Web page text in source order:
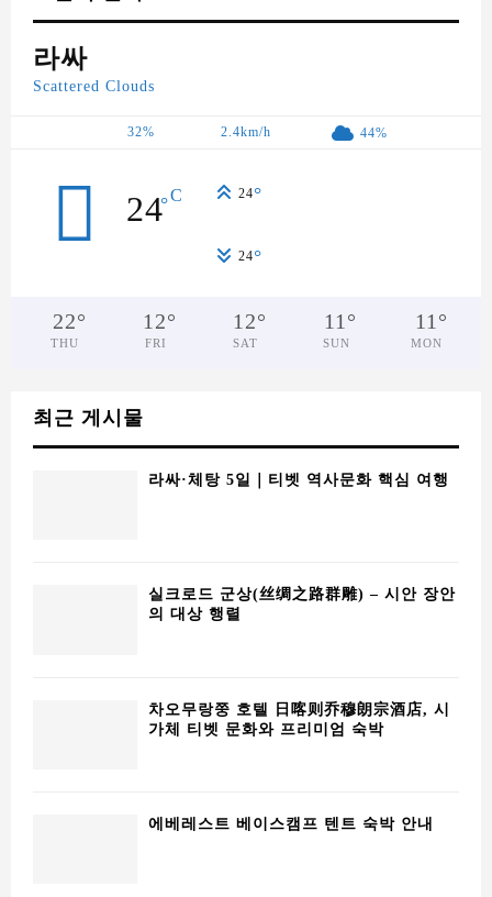
라싸
Scattered Clouds
32% 2.4km/h 44%
24°C 24°
24°
22°
THU
12°
FRI
12°
SAT
11 °
SUN
11 °
MON
최근 게시물
라싸·체탕 5일｜티벳 역사문화 핵심 여행
실크로드 군상(丝绸之路群雕) – 시안 장안
의 대상 행렬
차오무랑쭝 호텔 日喀则乔穆朗宗酒店, 시
가체 티벳 문화와 프리미엄 숙박
에베레스트 베이스캠프 텐트 숙박 안내